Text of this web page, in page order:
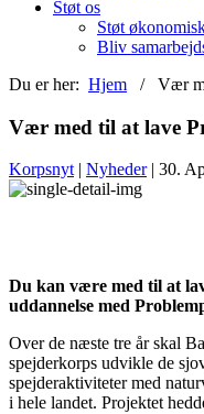
Støt os
Støt
Bliv
Du er her: Hjem / Vær
Vær med til at lave
Korpsnyt| Nyheder| 30.
Du kan være med til at
uddannelse med
Over de næste tre år skal
spejderkorps udvikle de
spejderaktiviteter med
i hele landet. Projektet